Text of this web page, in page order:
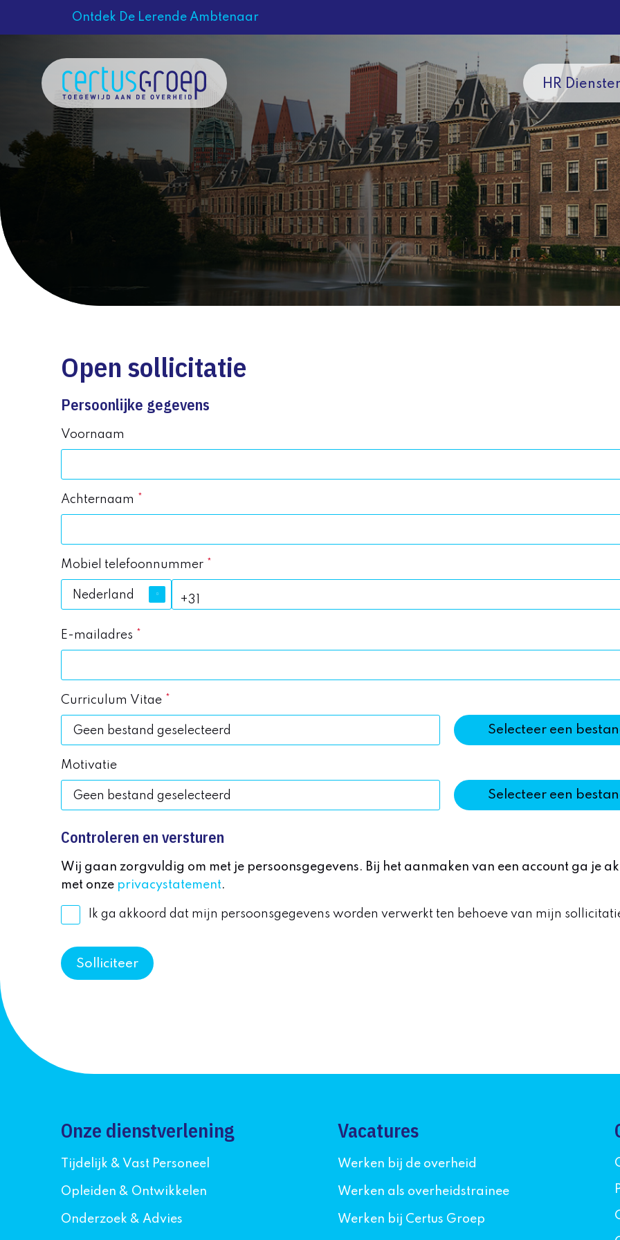
Ontdek De Lerende Ambtenaar
HR
Open sollicitatie
Persoonlijke gegevens
Voornaam
Achternaam
Mobiel telefoonnummer
Nederland +31
E-mailadres
Curriculum Vitae
Geen bestand geselecteerd Selecteer een
Motivatie
Geen bestand geselecteerd Selecteer een
Controleren en versturen
Wij gaan zorgvuldig om met je persoonsgegevens. Bij het aanmaken van een account ga je
met onze privacystatement.
Ik ga akkoord dat mijn persoonsgegevens worden verwerkt ten behoeve van mijn
Solliciteer
Onze dienstverlening
Tijdelijk & Vast Personeel
Opleiden & Ontwikkelen
Onderzoek & Advies
Vacatures
Werken bij de overheid
Werken als overheidstrainee
Werken bij Certus Groep